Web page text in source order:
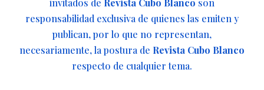
invitados de Revista Cubo Blanco son
responsabilidad exclusiva de quienes las emiten y
publican, por lo que no representan,
necesariamente, la postura de Revista Cubo Blanco
respecto de cualquier tema.